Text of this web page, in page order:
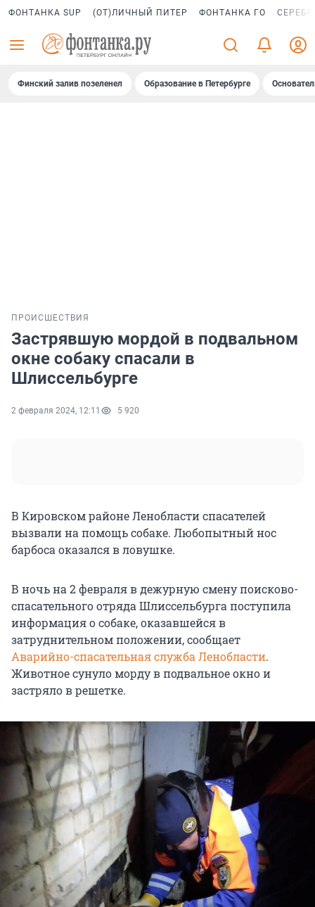
ФОНТАНКА SUP (ОТ)ЛИЧНЫЙ ПИТЕР ФОНТАНКА ГО
Финский залив позеленел Образование в Петербурге
ПРОИСШЕСТВИЯ
Застрявшую мордой в подвальном
окне собаку спасали в
Шлиссельбурге
2 февраля 2024, 12:11 5 920
В Кировском районе Ленобласти спасателей
вызвали на помощь собаке. Любопытный нос
барбоса оказался в ловушке.
В ночь на 2 февраля в дежурную смену поисково-
спасательного отряда Шлиссельбурга поступила
информация о собаке, оказавшейся в
затруднительном положении, сообщает
Аварийно-спасательная служба Ленобласти.
Животное сунуло морду в подвальное окно и
застряло в решетке.